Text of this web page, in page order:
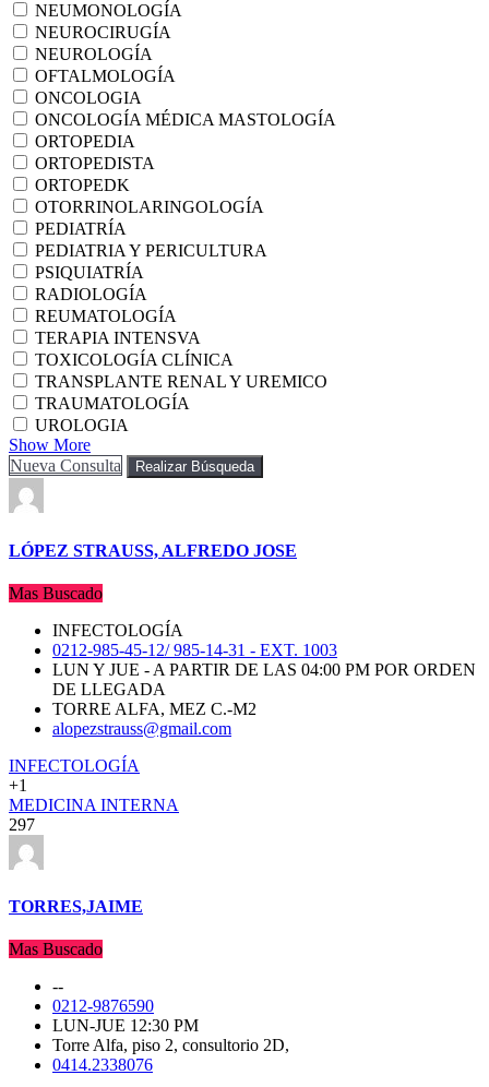
NEUMONOLOGÍA
NEUROCIRUGÍA
NEUROLOGÍA
OFTALMOLOGÍA
ONCOLOGIA
ONCOLOGÍA MÉDICA MASTOLOGÍA
ORTOPEDIA
ORTOPEDISTA
ORTOPEDK
OTORRINOLARINGOLOGÍA
PEDIATRÍA
PEDIATRIA Y PERICULTURA
PSIQUIATRÍA
RADIOLOGÍA
REUMATOLOGÍA
TERAPIA INTENSVA
TOXICOLOGÍA CLÍNICA
TRANSPLANTE RENAL Y UREMICO
TRAUMATOLOGÍA
UROLOGIA
Show More
Nueva Consulta
Realizar Búsqueda
LÓPEZ STRAUSS, ALFREDO JOSE
Mas Buscado
INFECTOLOGÍA
0212-985-45-12/ 985-14-31 - EXT. 1003
LUN Y JUE - A PARTIR DE LAS 04:00 PM POR ORDEN
DE LLEGADA
TORRE ALFA, MEZ C.-M2
alopezstrauss@gmail.com
INFECTOLOGÍA
+1
MEDICINA INTERNA
297
TORRES,JAIME
Mas Buscado
--
0212-9876590
LUN-JUE 12:30 PM
Torre Alfa, piso 2, consultorio 2D,
0414.2338076